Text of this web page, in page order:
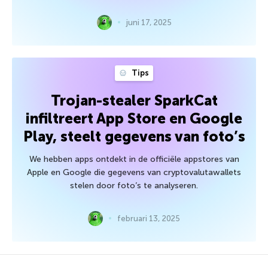
juni 17, 2025
Tips
Trojan-stealer SparkCat
infiltreert App Store en Google
Play, steelt gegevens van foto’s
We hebben apps ontdekt in de officiële appstores van
Apple en Google die gegevens van cryptovalutawallets
stelen door foto’s te analyseren.
februari 13, 2025